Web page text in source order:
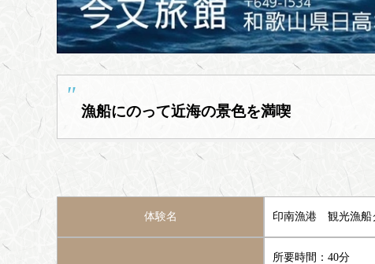
漁船にのって近海の景色を満喫
体験名 印南漁港 観光漁船
所要時間：40分